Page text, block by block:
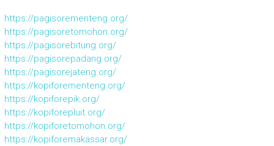
https://pagisorementeng.org/
https://pagisoretomohon.org/
https://pagisorebitung.org/
https://pagisorepadang.org/
https://pagisorejateng.org/
https://kopiforementeng.org/
https://kopiforepik.org/
https://kopiforepluit.org/
https://kopiforetomohon.org/
https://kopiforemakassar.org/